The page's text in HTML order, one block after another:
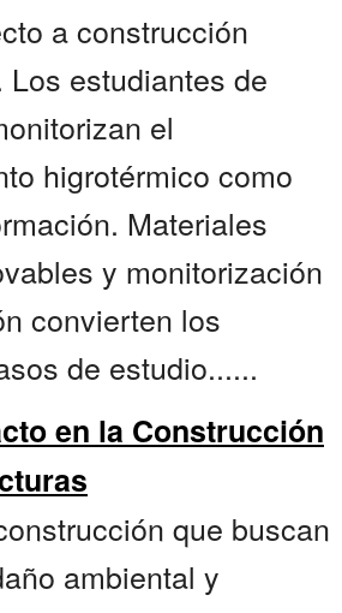
a construcción
estudiantes de
el
higrotérmico como
Materiales
y monitorización
convierten los
de estudio......
en la Construcción
que buscan
ambiental y